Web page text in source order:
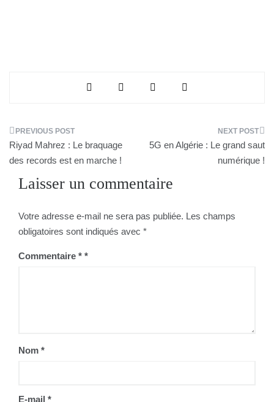
Navigation
de
l’article
Riyad Mahrez : Le braquage
des records est en marche !
5G en Algérie : Le grand saut
numérique !
Laisser un commentaire
Votre adresse e-mail ne sera pas publiée. Les champs
obligatoires sont indiqués avec *
Commentaire *
Nom *
E-mail *